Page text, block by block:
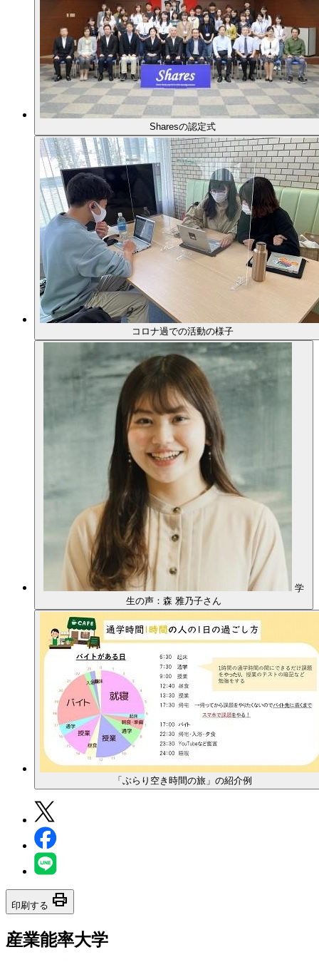
Sharesの認定式
コロナ過での活動の様子
学
生の声：森 雅乃子さん
「ぶらり空き時間の旅」の紹介例
印刷する print
産業能率大学